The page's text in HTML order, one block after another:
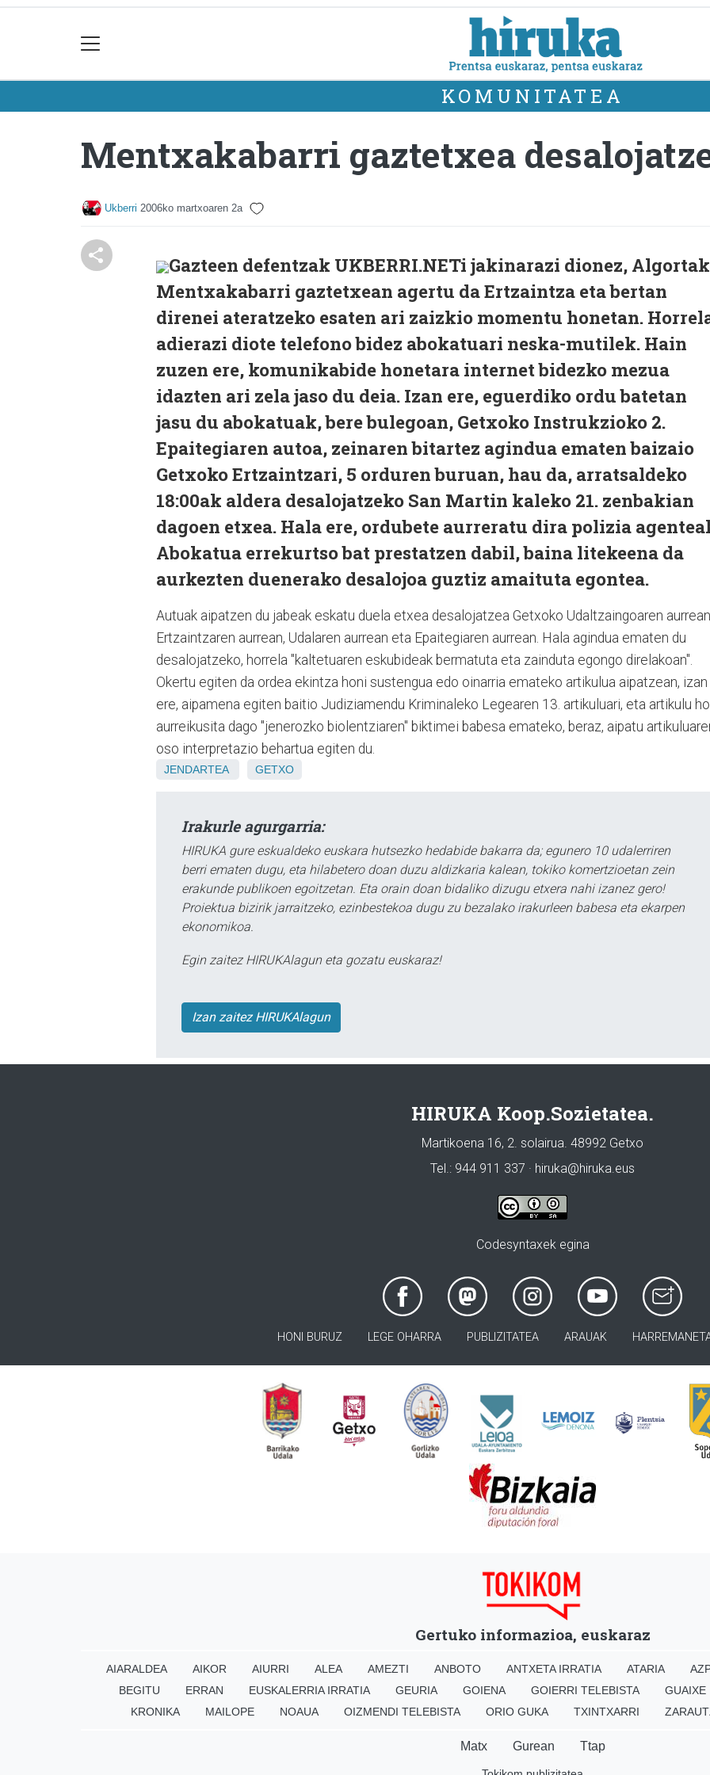
KOMUNITATEA
Mentxakabarri gaztetxea
Ukberri 2006ko martxoaren 2a
Gazteen defentzak UKBERRI.NETi jakinarazi dionez,
Mentxakabarri gaztetxean agertu da Ertzaintza eta bertan
direnei ateratzeko esaten ari zaizkio momentu honetan.
adierazi diote telefono bidez abokatuari neska-mutilek. Hain
zuzen ere, komunikabide honetara internet bidezko mezua
idazten ari zela jaso du deia. Izan ere, eguerdiko ordu batetan
jasu du abokatuak, bere bulegoan, Getxoko Instrukzioko 2.
Epaitegiaren autoa, zeinaren bitartez agindua ematen baizaio
Getxoko Ertzaintzari, 5 orduren buruan, hau da, arratsaldeko
18:00ak aldera desalojatzeko San Martin kaleko 21. zenbakian
dagoen etxea. Hala ere, ordubete aurreratu dira polizia
Abokatua errekurtso bat prestatzen dabil, baina litekeena da
aurkezten duenerako desalojoa guztiz amaituta egontea.
Autuak aipatzen du jabeak eskatu duela etxea desalojatzea Getxoko Udaltzaingoaren
Ertzaintzaren aurrean, Udalaren aurrean eta Epaitegiaren aurrean. Hala agindua ematen du
desalojatzeko, horrela "kaltetuaren eskubideak bermatuta eta zainduta egongo direlakoan".
Okertu egiten da ordea ekintza honi sustengua edo oinarria emateko artikulua aipatzean, izan
ere, aipamena egiten baitio Judiziamendu Kriminaleko Legearen 13. artikuluari, eta artikulu
aurreikusita dago "jenerozko biolentziaren" biktimei babesa emateko, beraz, aipatu
oso interpretazio behartua egiten du.
JENDARTEA GETXO
Irakurle agurgarria:
HIRUKA gure eskualdeko euskara hutsezko hedabide bakarra da; egunero 10 udalerriren
berri ematen dugu, eta hilabetero doan duzu aldizkaria kalean, tokiko komertzioetan zein
erakunde publikoen egoitzetan. Eta orain doan bidaliko dizugu etxera nahi izanez gero!
Proiektua bizirik jarraitzeko, ezinbestekoa dugu zu bezalako irakurleen babesa eta ekarpen
ekonomikoa.
Egin zaitez HIRUKAlagun eta gozatu euskaraz!
Izan zaitez HIRUKAlagun
HIRUKA Koop.Sozietatea.
Martikoena 16, 2. solairua. 48992 Getxo
Tel.: 944 911 337 · hiruka@hiruka.eus
Codesyntaxek egina
HONI BURUZ LEGE OHARRA PUBLIZITATEA ARAUAK
Gertuko informazioa, euskaraz
AIARALDEA AIKOR AIURRI ALEA AMEZTI ANBOTO ANTXETA IRRATIA ATARIA
BEGITU
ERRAN EUSKALERRIA IRRATIA GEURIA GOIENA GOIERRI TELEBISTA GUAIXE
KRONIKA
MAILOPE NOAUA OIZMENDI TELEBISTA ORIO GUKA TXINTXARRI
Matx Gurean Ttap